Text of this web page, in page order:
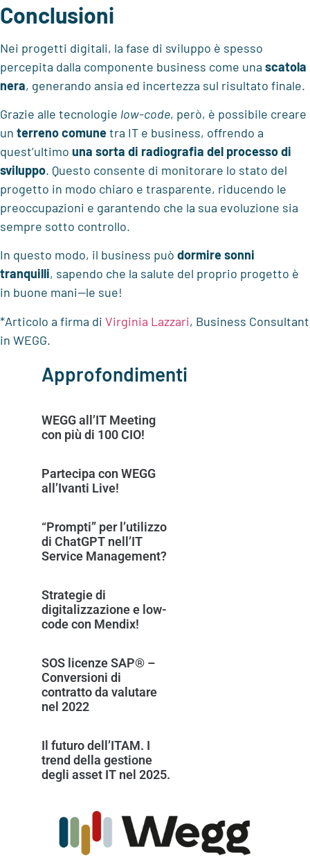
Conclusioni
Nei progetti digitali, la fase di sviluppo è spesso
percepita dalla componente business come una scatola
nera, generando ansia ed incertezza sul risultato finale.
Grazie alle tecnologie low-code, però, è possibile creare
un terreno comunetra IT e business, offrendo a
quest’ultimo una sorta di radiografia del processo di
sviluppo. Questo consente di monitorare lo stato del
progetto in modo chiaro e trasparente, riducendo le
preoccupazioni e garantendo che la sua evoluzione sia
sempre sotto controllo.
In questo modo, il business può dormire sonni
tranquilli, sapendo che la salute del proprio progetto è
in buone mani—le sue!
*Articolo a firma di Virginia Lazzari, Business Consultant
in WEGG.
Approfondimenti
WEGG all’IT Meeting
con più di 100 CIO!
Partecipa con WEGG
all’Ivanti Live!
“Prompti” per l’utilizzo
di ChatGPT nell’IT
Service Management?
Strategie di
digitalizzazione e low-
code con Mendix!
SOS licenze SAP® –
Conversioni di
contratto da valutare
nel 2022
Il futuro dell’ITAM. I
trend della gestione
degli asset IT nel 2025.